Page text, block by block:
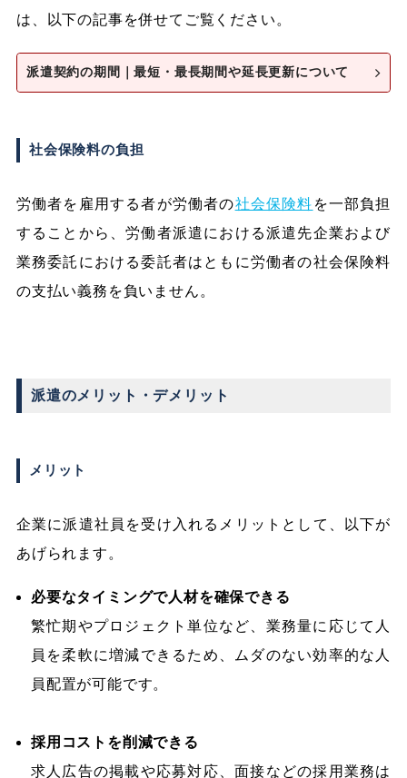
は、以下の記事を併せてご覧ください。
派遣契約の期間｜最短・最長期間や延長更新について
社会保険料の負担
労働者を雇用する者が労働者の社会保険料 を一部負担
することから、労働者派遣における派遣先企業および
業務委託における委託者はともに労働者の社会保険料
の支払い義務を負いません。
派遣のメリット・デメリット
メリット
企業に派遣社員を受け入れるメリットとして、以下が
あげられます。
必要なタイミングで人材を確保できる
繁忙期やプロジェクト単位など、業務量に応じて人
員を柔軟に増減できるため、ムダのない効率的な人
員配置が可能です。
採用コストを削減できる
求人広告の掲載や応募対応、面接などの採用業務は